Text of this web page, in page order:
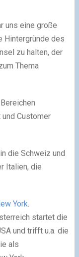
uns eine große
Hintergründe des
zu halten, der
Thema
Customer
die Schweiz und
Italien, die
York.
startet die
und trifft u.a. die
als